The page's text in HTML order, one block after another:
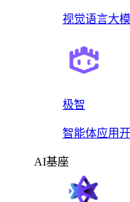
视觉语言大
极智
智能体应用
AI基座